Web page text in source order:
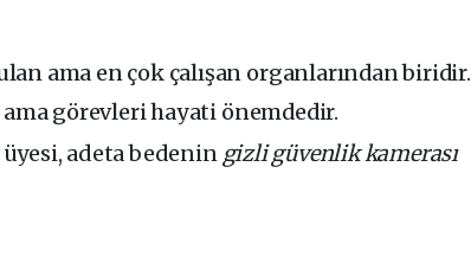
ama en çok çalışan organlarından biridir.
ama görevleri hayati önemdedir.
adeta bedenin gizli güvenlik kamerası